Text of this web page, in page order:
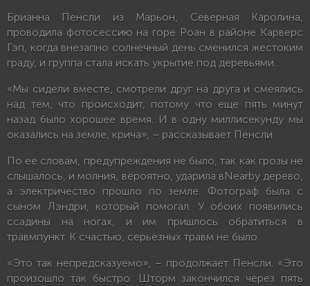
Брианна Пенсли из Марьон, Северная Каролина,
проводила фотосессию на горе Роан в районе Карверс
Гэп, когда внезапно солнечный день сменился жестоким
граду, и группа стала искать укрытие под деревьями.
«Мы сидели вместе, смотрели друг на друга и смеялись
над тем, что происходит, потому что еще пять минут
назад было хорошее время. И в одну миллисекунду мы
оказались на земле, крича», – рассказывает Пенсли.
По ее словам, предупреждения не было, так как грозы не
слышалось, и молния, вероятно, ударила вNearby дерево,
а электричество прошло по земле. Фотограф была с
сыном Лэндри, который помогал. У обоих появились
ссадины на ногах, и им пришлось обратиться в
травмпункт. К счастью, серьезных травм не было.
«Это так непредсказуемо», – продолжает Пенсли. «Это
произошло так быстро. Шторм закончился через пять